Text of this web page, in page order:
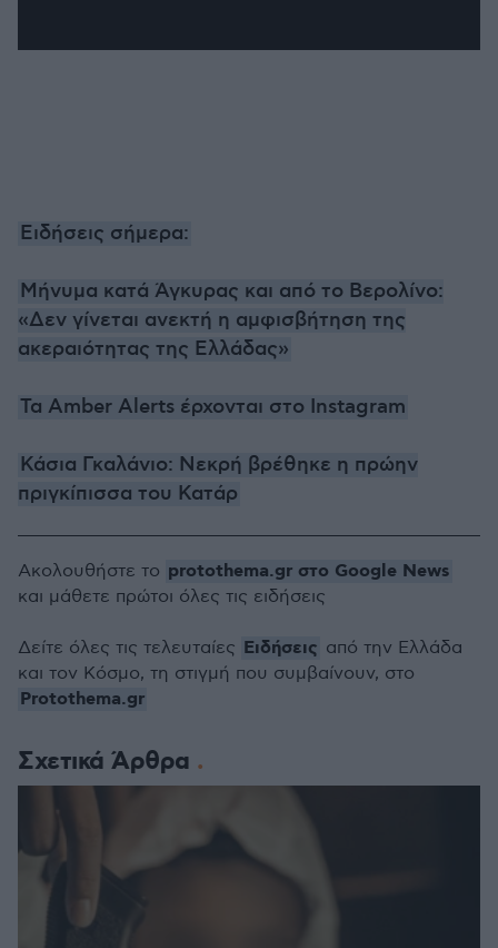
Ειδήσεις σήμερα:
Μήνυμα κατά Άγκυρας και από το Βερολίνο:
«Δεν γίνεται ανεκτή η αμφισβήτηση της
ακεραιότητας της Ελλάδας»
Τα Amber Alerts έρχονται στο Instagram
Κάσια Γκαλάνιο: Νεκρή βρέθηκε η πρώην
πριγκίπισσα του Κατάρ
Σχετικά Άρθρα
Ακολουθήστε το protothema.gr στο Google News
και μάθετε πρώτοι όλες τις ειδήσεις
Δείτε όλες τις τελευταίες Ειδήσεις από την Ελλάδα
και τον Κόσμο, τη στιγμή που συμβαίνουν, στο
Protothema.gr